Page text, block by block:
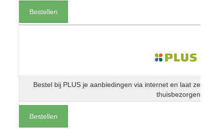
Bestellen
Bestel bij PLUS je aanbiedingen via internet en laat ze
thuisbezorgen
Bestellen